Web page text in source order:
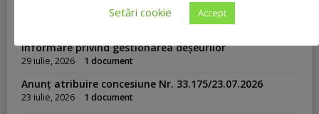
Anunț atribuire vânzare teren din 31.07.2026
Informare privind gestionarea deșeurilor
29 iulie, 2026 1 document
Anunț atribuire concesiune Nr. 33.175/23.07.2026
23 iulie, 2026 1 document
Setări cookie
Accept